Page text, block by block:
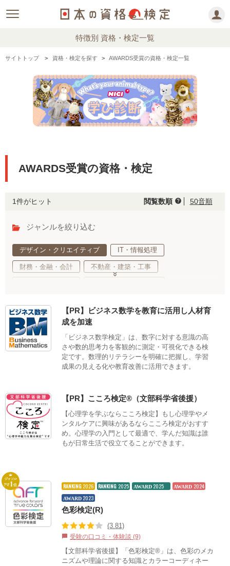
特徴別 資格・検定一覧
サイトトップ 資格・検定を探す AWARDS受賞の資格・検定一覧
AWARDS受賞の資格・検定
1件がヒット 閲覧数順 help 50音順
ジャンルを絞り込む
デザイン・クリエイティブ IT・情報処理
財務・金融・会計 不動産・建築・工事
ご当地・娯楽 工業・技術・技能 調理・衛生・飲食
美容・ファッション 語学・国際ビジネス
サステナブル・自然・環境・生物
生活・サービス・冠婚葬祭 車両・航空・船舶・無線
【PR】ビジネス数学を教育に活用し人材育
成を加速
「ビジネス数学検定」は、数字に対する意識の高
さや数的思考力を客観的に測定・可視化できる検
定です。数理的リテラシーを明確に把握し、学習
成果の見える化や教育改善に活用できます。
【PR】こころ検定®（文部科学省後援）
【心理学を学ぶならこころ検定】もし心理学やメ
ンタルケアに興味があるならこころ検定がおすす
め。心理学の入門として最適で、学んだ知識は誰
もが日常生活で役立てることができます。
RANKING2026 RANKING 2025 AWARD 2025 AWARD 2024
AWARD 2023
色彩検定(R)
(3.81)
chat_bubble 受験の口コミ・体験談 (9)
【文部科学省後援】「色彩検定®」は、色彩のメカ
ニズムや理論に関する知識とカラーコーディネー